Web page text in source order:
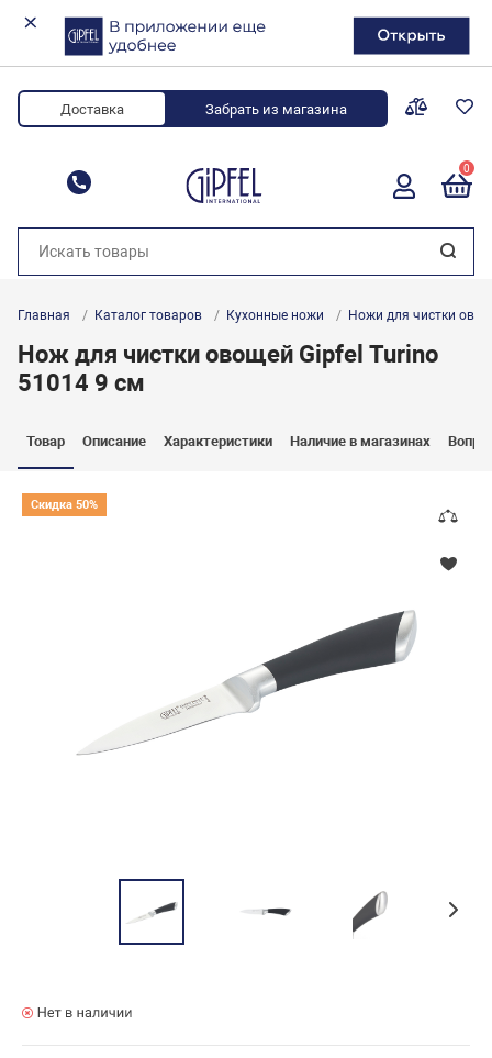
Доставка Забрать из магазина
8 (800) 700-34-88
0
Главная Каталог товаров Кухонные ножи Ножи для чистки
Нож для чистки овощей Gipfel Turino
51014 9 см
Товар Описание Характеристики Наличие в магазинах
Скидка 50%